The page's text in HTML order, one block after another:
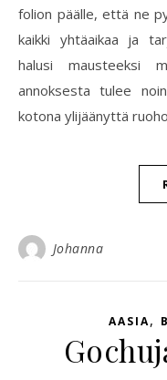
folion päälle, että ne
kaikki yhtäaikaa ja
halusi mausteeksi
annoksesta tulee
kotona ylijäänyttä
Johanna
AASIA,